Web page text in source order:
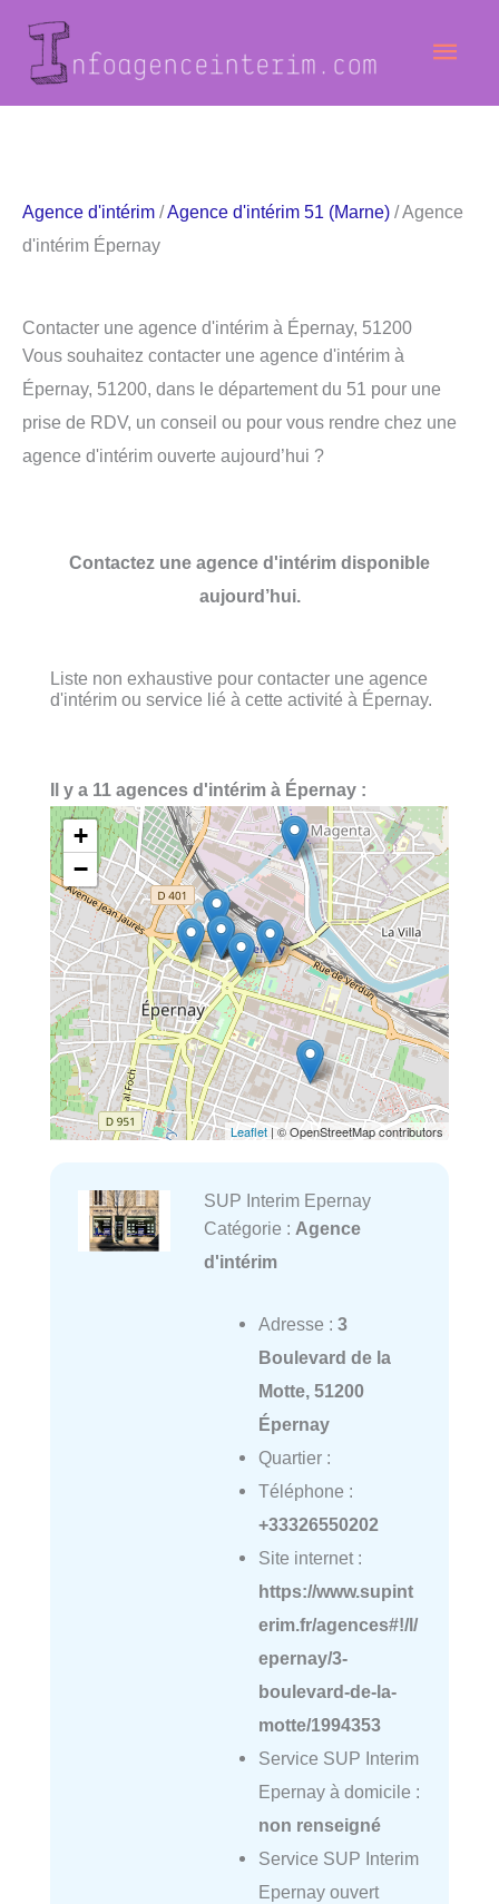
contenu
Agence d'intérim /Agence d'intérim 51 (Marne) / Agence
d'intérim Épernay
Contacter une agence d'intérim à Épernay, 51200
Vous souhaitez contacter une agence d'intérim à
Épernay, 51200, dans le département du 51 pour une
prise de RDV, un conseil ou pour vous rendre chez une
agence d'intérim ouverte aujourd’hui ?
Contactez une agence d'intérim disponible
aujourd’hui.
Liste non exhaustive pour contacter une agence
d'intérim ou service lié à cette activité à Épernay.
Il y a 11 agences d'intérim à Épernay :
+
−
Leaflet | © OpenStreetMap contributors
SUP Interim Epernay
Catégorie : Agence
d'intérim
Adresse : 3
Boulevard de la
Motte, 51200
Épernay
Quartier :
Téléphone :
+33326550202
Site internet :
https://www.supint
erim.fr/agences#!/l/
epernay/3-
boulevard-de-la-
motte/1994353
Service SUP Interim
Epernay à domicile :
non renseigné
Service SUP Interim
Epernay ouvert